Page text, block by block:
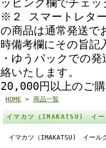
ッピング欄でチェ
※２ スマートレタ
の商品は通常発送で
時備考欄にその旨記
・ゆうパックでの
絡いたします。
20,000円以上のご
HOME > 商品一覧
イマカツ（IMAKATSU) イ
イマカツ（IMAKATSU) イール